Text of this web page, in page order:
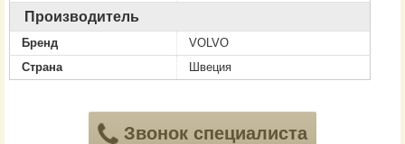
Производитель
Бренд
VOLVO
Страна
Швеция
Звонок специалиста